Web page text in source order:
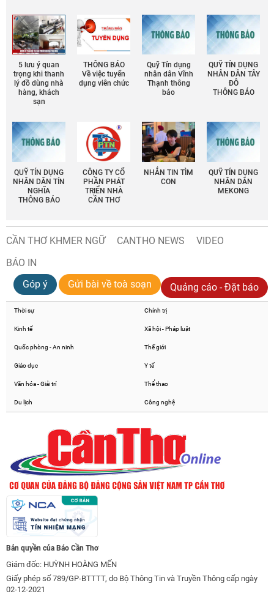
5 lưu ý quan
trọng khi thanh
lý đồ dùng nhà
hàng, khách
sạn
THÔNG BÁO
Về việc tuyển
dụng viên chức
Quỹ Tín dụng
nhân dân Vĩnh
Thạnh thông
báo
QUỸ TÍN DỤNG
NHÂN DÂN TÂY
ĐÔ
THÔNG BÁO
QUỸ TÍN DỤNG
NHÂN DÂN TÍN
NGHĨA
THÔNG BÁO
CÔNG TY CỔ
PHẦN PHÁT
TRIỂN NHÀ
CẦN THƠ
NHẮN TIN TÌM
CON
QUỸ TÍN DỤNG
NHÂN DÂN
MEKONG
CẦN THƠ KHMER NGỮ CANTHO NEWS
VIDEO
BÁO IN
Góp ý
Gửi bài về toà soạn Quảng cáo - Đặt báo
Thời sự Chính trị
Kinh tế Xã hội - Pháp luật
Quốc phòng - An ninh Thế giới
Giáo dục Y tế
Văn hóa - Giải trí Thể thao
Du lịch Công nghệ
Bản quyền của Báo Cần Thơ
Giám đốc: HUỲNH HOÀNG MẾN
Giấy phép số 789/GP-BTTTT, do Bộ Thông Tin và Truyền Thông cấp ngày
02-12-2021